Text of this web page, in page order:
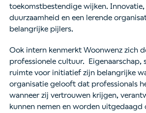
toekomstbestendige wijken.
duurzaamheid en een lerende
belangrijke pijlers.
Ook intern kenmerkt Woonwenz zich
professionele cultuur. Eigenaarschap,
ruimte voor initiatief zijn belangrijke
organisatie gelooft dat professionals
wanneer zij vertrouwen krijgen,
kunnen nemen en worden uitgedaagd